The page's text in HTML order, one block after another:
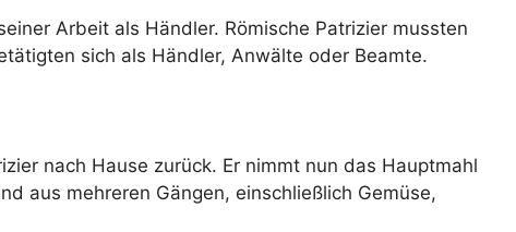
Arbeit als Händler. Römische Patrizier mussten
sich als Händler, Anwälte oder Beamte.
nach Hause zurück. Er nimmt nun das Hauptmahl
aus mehreren Gängen, einschließlich Gemüse,